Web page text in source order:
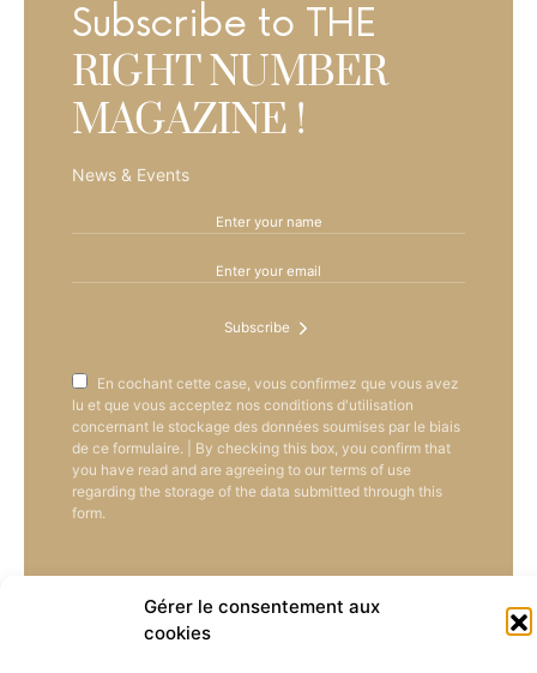
Gérer le consentement aux
cookies
Subscribe to THE
RIGHT NUMBER
MAGAZINE !
News & Events
Subscribe
En cochant cette case, vous confirmez que vous avez
lu et que vous acceptez nos conditions d'utilisation
concernant le stockage des données soumises par le biais
de ce formulaire. | By checking this box, you confirm that
you have read and are agreeing to our terms of use
regarding the storage of the data submitted through this
form.